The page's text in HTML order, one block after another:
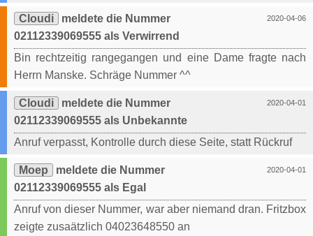
2020-04-06
Cloudi
meldete die Nummer
02112339069555 als Verwirrend
Bin rechtzeitig rangegangen und eine Dame fragte nach
Herrn Manske. Schräge Nummer ^^
2020-04-01
Cloudi
meldete die Nummer
02112339069555 als Unbekannte
Anruf verpasst, Kontrolle durch diese Seite, statt Rückruf
2020-04-01
Moep
meldete die Nummer
02112339069555 als Egal
Anruf von dieser Nummer, war aber niemand dran. Fritzbox
zeigte zusaätzlich 04023648550 an